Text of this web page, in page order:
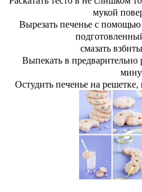
мукой
Вырезать печенье с
смазать
Выпекать в предварительно
Остудить печенье на